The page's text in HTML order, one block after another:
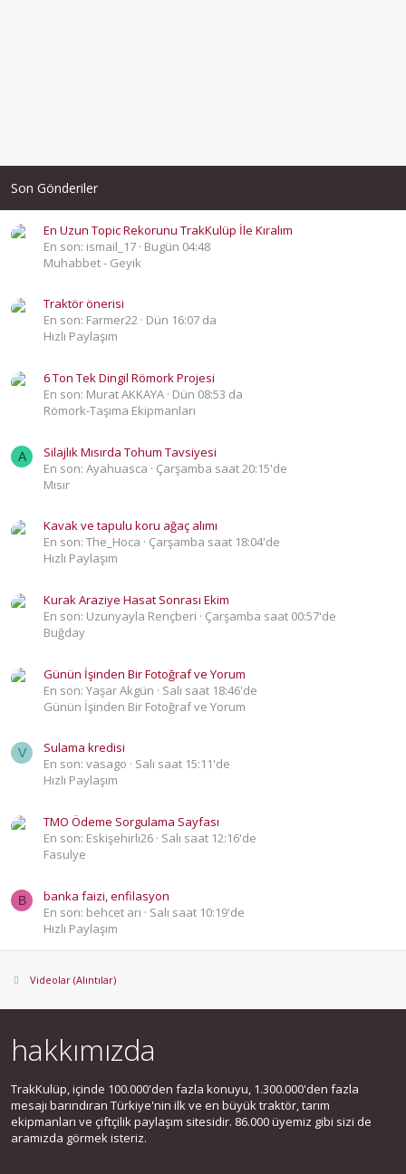
Son Gönderiler
En Uzun Topic Rekorunu TrakKulüp İle Kıralım
En son: ismail_17 Bugün 04:48
Muhabbet - Geyik
Traktör önerisi
En son: Farmer22 Dün 16:07 da
Hızlı Paylaşım
6 Ton Tek Dingil Römork Projesi
En son: Murat AKKAYA Dün 08:53 da
Römork-Taşıma Ekipmanları
A
Silajlık Mısırda Tohum Tavsiyesi
En son: Ayahuasca
Çarşamba saat 20:15'de
Mısır
Kavak ve tapulu koru ağaç alımı
En son: The_Hoca
Çarşamba saat 18:04'de
Hızlı Paylaşım
Kurak Araziye Hasat Sonrası Ekim
En son: Uzunyayla Rençberi
Çarşamba saat 00:57'de
Buğday
Günün İşinden Bir Fotoğraf ve Yorum
En son: Yaşar Akgün
Salı saat 18:46'de
Günün İşinden Bir Fotoğraf ve Yorum
V
Sulama kredisi
En son: vasago
Salı saat 15:11'de
Hızlı Paylaşım
TMO Ödeme Sorgulama Sayfası
En son: Eskişehirli26 Salı saat 12:16'de
Fasulye
B
banka faizi, enfilasyon
En son: behcet arı
Salı saat 10:19'de
Hızlı Paylaşım
Videolar (Alıntılar)
hakkımızda
TrakKulüp, içinde 100.000'den fazla konuyu, 1.300.000'den fazla
mesajı barındıran Türkiye'nin ilk ve en büyük traktör, tarım
ekipmanları ve çiftçilik paylaşım sitesidir. 86.000 üyemiz gibi sizi de
aramızda görmek isteriz.